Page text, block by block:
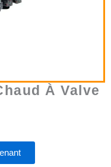
À Valve